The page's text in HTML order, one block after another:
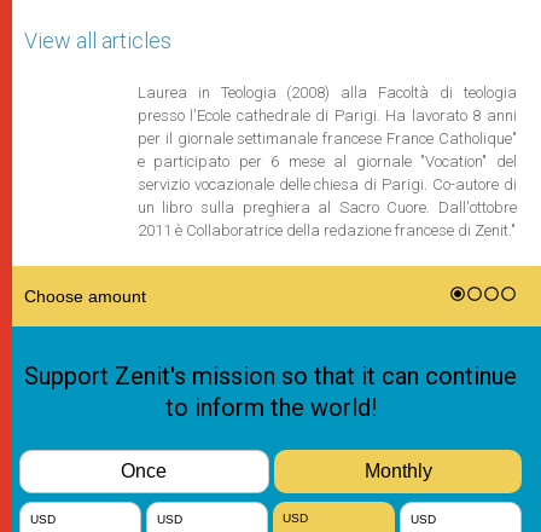
View all articles
Laurea in Teologia (2008) alla Facoltà di teologia
presso l'Ecole cathedrale di Parigi. Ha lavorato 8 anni
per il giornale settimanale francese France Catholique"
e participato per 6 mese al giornale "Vocation" del
servizio vocazionale delle chiesa di Parigi. Co-autore di
un libro sulla preghiera al Sacro Cuore. Dall'ottobre
2011 è Collaboratrice della redazione francese di Zenit."